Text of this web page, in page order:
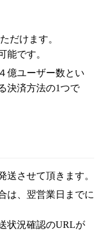
だけます。
能です。
億ユーザー数とい
決済方法の1つで
送させて頂きます。
は、翌営業日までに
状況確認のURLが